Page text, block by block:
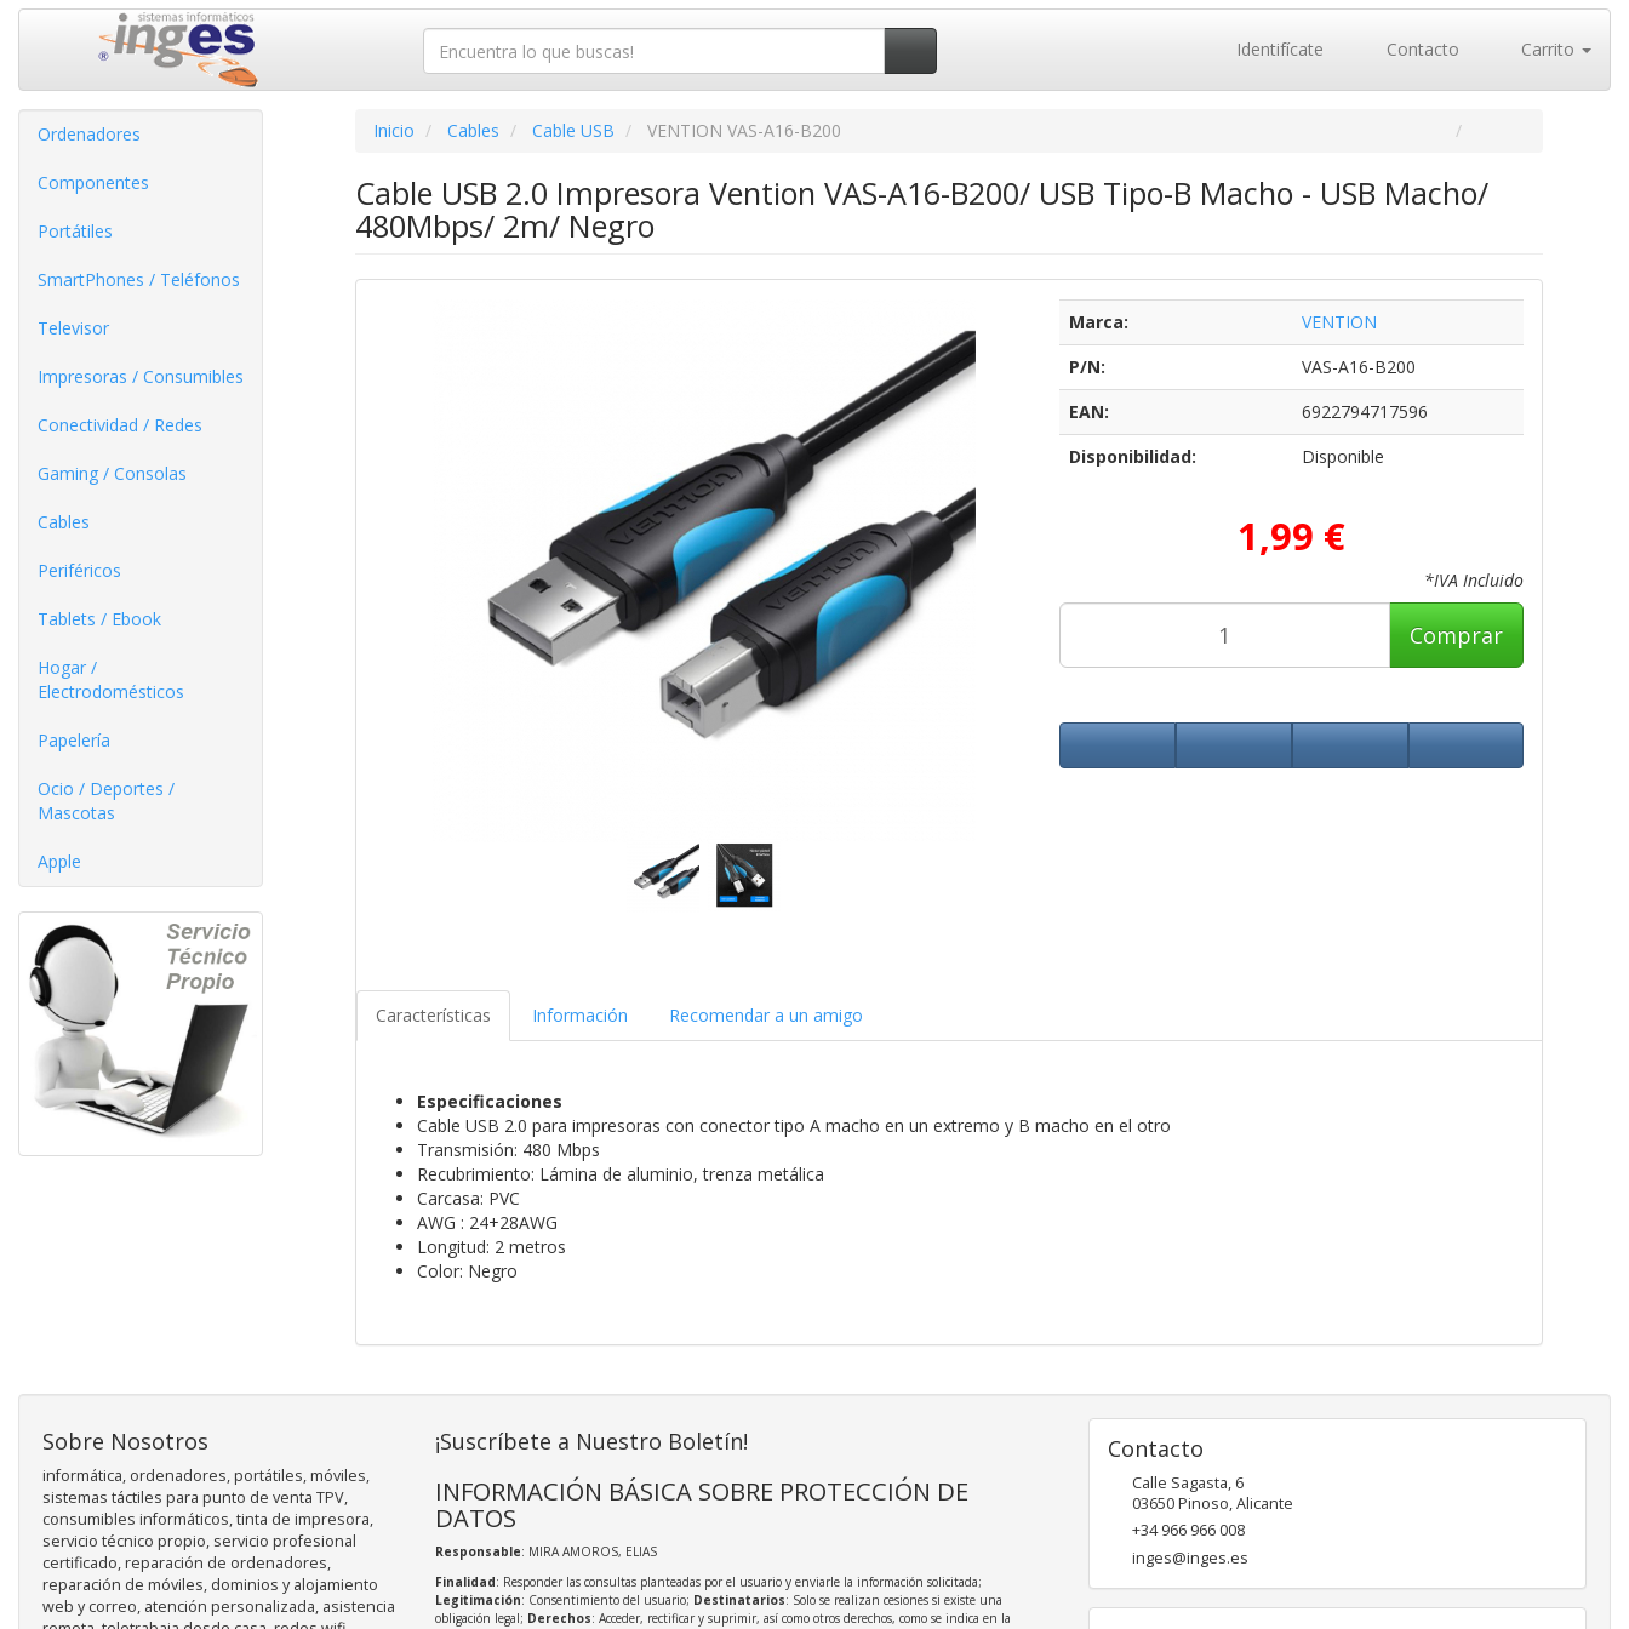
Identifícate Contacto Carrito
Ordenadores
Componentes
Portátiles
SmartPhones / Teléfonos
Televisor
Impresoras / Consumibles
Conectividad / Redes
Gaming / Consolas
Cables
Periféricos
Tablets / Ebook
Hogar /
Electrodomésticos
Papelería
Ocio / Deportes /
Mascotas
Apple
Inicio Cables Cable USB VENTION VAS-A16-B200
Cable USB 2.0 Impresora Vention VAS-A16-B200/ USB Tipo-B Macho - USB Macho/
480Mbps/ 2m/ Negro
Marca:
VENTION
P/N:
VAS-A16-B200
EAN:
6922794717596
Disponibilidad:
Disponible
1,99 €
*IVA Incluido
Comprar
Características Información Recomendar a un amigo
Especificaciones
Cable USB 2.0 para impresoras con conector tipo A macho en un extremo y B macho en el otro
Transmisión: 480 Mbps
Recubrimiento: Lámina de aluminio, trenza metálica
Carcasa: PVC
AWG : 24+28AWG
Longitud: 2 metros
Color: Negro
Sobre Nosotros
informática, ordenadores, portátiles, móviles,
sistemas táctiles para punto de venta TPV,
consumibles informáticos, tinta de impresora,
servicio técnico propio, servicio profesional
certificado, reparación de ordenadores,
reparación de móviles, dominios y alojamiento
web y correo, atención personalizada, asistencia
¡Suscríbete a Nuestro Boletín!
INFORMACIÓN BÁSICA SOBRE PROTECCIÓN DE
DATOS
Responsable: MIRA AMOROS, ELIAS
Finalidad: Responder las consultas planteadas por el usuario y enviarle la información solicitada;
Legitimación: Consentimiento del usuario; Destinatarios: Solo se realizan cesiones si existe una
obligación legal; Derechos: Acceder, rectificar y suprimir, así como otros derechos, como se indica en la
Contacto
Calle Sagasta, 6
03650Pinoso,Alicante
+34 966 966 008
inges@inges.es